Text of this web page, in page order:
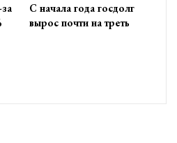
С начала года госдолг
вырос почти на треть